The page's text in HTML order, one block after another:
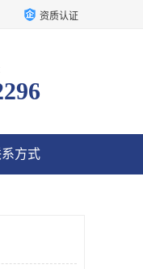
资质认证
方式